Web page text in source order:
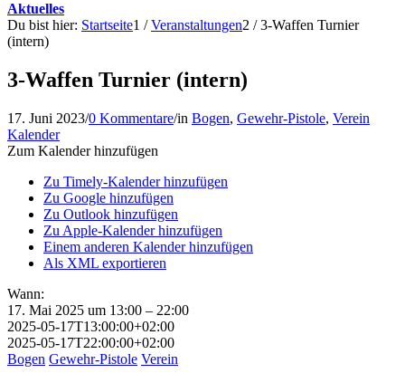
Aktuelles
Du bist hier: Startseite1 / Veranstaltungen2 / 3-Waffen Turnier
(intern)
3-Waffen Turnier (intern)
17. Juni 2023/0 Kommentare/in Bogen, Gewehr-Pistole, Verein
Kalender
Zum Kalender hinzufügen
Zu Timely-Kalender hinzufügen
Zu Google hinzufügen
Zu Outlook hinzufügen
Zu Apple-Kalender hinzufügen
Einem anderen Kalender hinzufügen
Als XML exportieren
Wann:
17. Mai 2025 um 13:00 – 22:00
2025-05-17T13:00:00+02:00
2025-05-17T22:00:00+02:00
Bogen Gewehr-Pistole Verein